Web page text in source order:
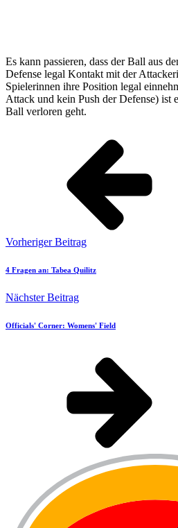
Es kann passieren, dass der Ball aus
Defense legal Kontakt mit der
Spielerinnen ihre Position legal
Attack und kein Push der Defense) ist
Ball verloren geht.
Vorheriger Beitrag
4 Fragen an: Tabea Quilitz
Nächster Beitrag
Officials' Corner: Womens' Field